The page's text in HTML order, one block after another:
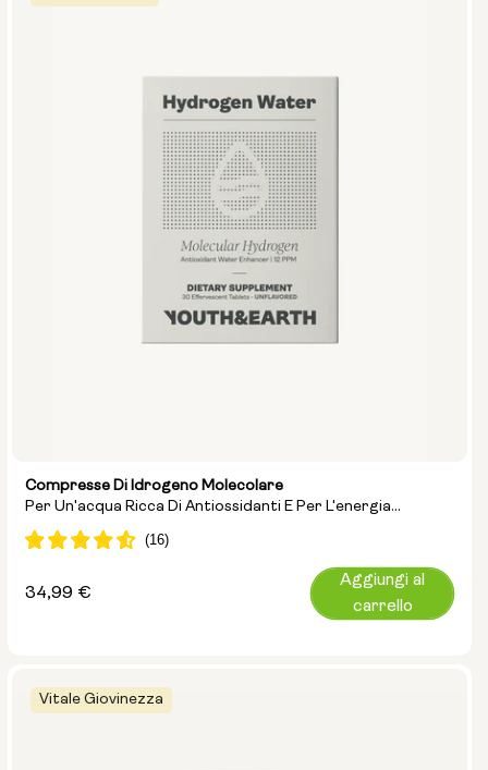
Compresse Di Idrogeno Molecolare
Per Un'acqua Ricca Di Antiossidanti E Per L'energia
Cellulare
Prezzo
34,99 €
Aggiungi al
carrello
Vitale Giovinezza